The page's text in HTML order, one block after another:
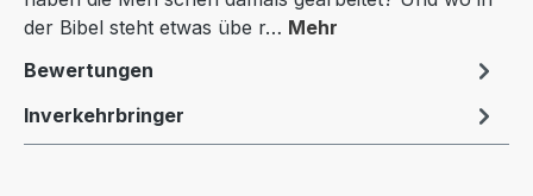
der Bibel steht etwas übe r… Mehr
Bewertungen
Inverkehrbringer